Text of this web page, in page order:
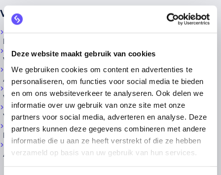
Deze website maakt gebruik van cookies
We gebruiken cookies om content en advertenties te
personaliseren, om functies voor social media te bieden
en om ons websiteverkeer te analyseren. Ook delen we
informatie over uw gebruik van onze site met onze
partners voor social media, adverteren en analyse. Deze
partners kunnen deze gegevens combineren met andere
informatie die u aan ze heeft verstrekt of die ze hebben
verzameld op basis van uw gebruik van hun services.
Voertuigen
Bestelauto
Werkmaterieel
Aanhangwagen
Wagenpark
Vrachtauto
Bromfiets
Auto